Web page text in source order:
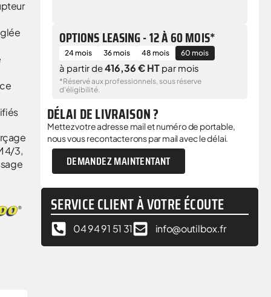
4/3,
OPTIONS LEASING - 12 À 60 MOIS*
24 mois 36 mois 48 mois 60 mois
à partir de416,36 € HTpar mois
*Réservé aux professionnels, sous réserve
d'éligibilité.
DÉLAI DE LIVRAISON ?
Mettez votre adresse mail et numéro de portable,
nous vous recontacterons par mail avec le délai.
DEMANDEZ MAINTENTANT
SERVICE CLIENT À VOTRE ÉCOUTE
04 94 91 51 31 info@outilbox.fr